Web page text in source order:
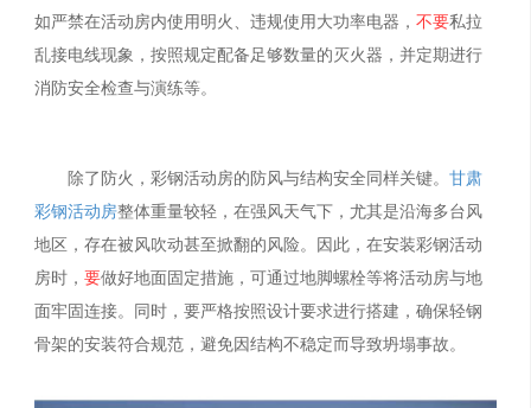
如严禁在活动房内使用明火、违规使用大功率电器，不要私拉
乱接电线现象，按照规定配备足够数量的灭火器，并定期进行
消防安全检查与演练等。
除了防火，彩钢活动房的防风与结构安全同样关键。甘肃
彩钢活动房整体重量较轻，在强风天气下，尤其是沿海多台风
地区，存在被风吹动甚至掀翻的风险。因此，在安装彩钢活动
房时，要做好地面固定措施，可通过地脚螺栓等将活动房与地
面牢固连接。同时，要严格按照设计要求进行搭建，确保轻钢
骨架的安装符合规范，避免因结构不稳定而导致坍塌事故。